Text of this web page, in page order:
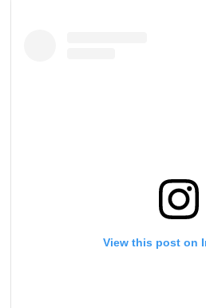
View this post on